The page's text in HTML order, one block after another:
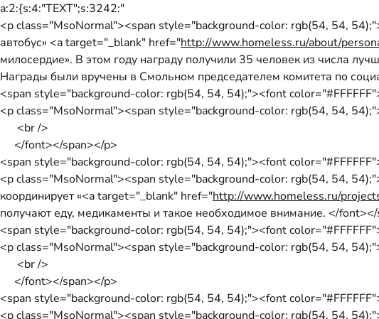
a:2:{s:4:"TEXT";s:3242:"
<p class="MsoNormal"><span style="background-color: rgb(54, 54,
автобус» <a target="_blank" href="http://www.homeless.ru/about/
милосердие». В этом году награду получили 35 человек из числа
Награды были вручены в Смольном председателем комитета по
<span style="background-color: rgb(54, 54, 54);"><font
<p class="MsoNormal"><span style="background-color: rgb(54, 54,
<br />
</font></span></p>
<span style="background-color: rgb(54, 54, 54);"><font
<p class="MsoNormal"><span style="background-color: rgb(54, 54,
координирует «<a target="_blank" href="http://www.homeless.ru/
получают еду, медикаменты и такое необходимое внимание. </
<span style="background-color: rgb(54, 54, 54);"><font
<p class="MsoNormal"><span style="background-color: rgb(54, 54,
<br />
</font></span></p>
<span style="background-color: rgb(54, 54, 54);"><font
<p class="MsoNormal"><span style="background-color: rgb(54, 54,